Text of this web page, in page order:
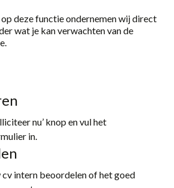
deze functie ondernemen wij direct
wat je kan verwachten van de
nu’ knop en vul het
in.
cv intern beoordelen of het goed